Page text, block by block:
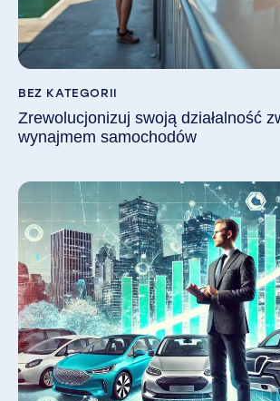
BEZ KATEGORII
Zrewolucjonizuj swoją działalność
wynajmem samochodów